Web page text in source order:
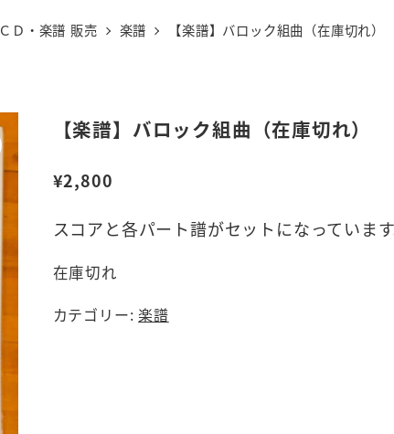
ＣＤ・楽譜 販売 楽譜 【楽譜】バロック組曲（在庫切れ）
【楽譜】バロック組曲（在庫切れ）
¥2,800
スコアと各パート譜がセットになっていま
在庫切れ
カテゴリー:楽譜